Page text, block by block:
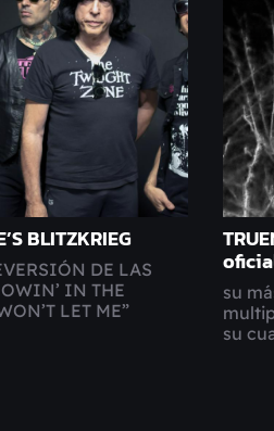
BLITZKRIEG
DE LAS
IN THE
LET ME”
su
su